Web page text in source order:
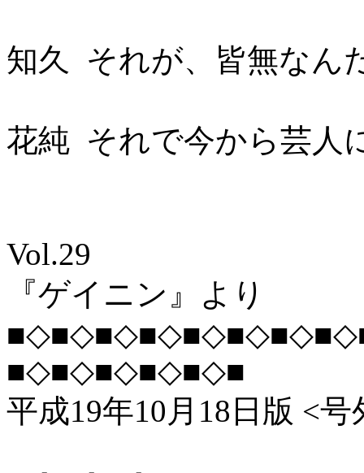
知久 それが、皆無なん
花純 それで今から芸人
Vol.29
『ゲイニン』より
■◇■◇■◇■◇■◇■
平成19年10月18日版 <号